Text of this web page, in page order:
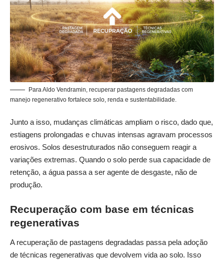
Para Aldo Vendramin, recuperar pastagens degradadas com
manejo regenerativo fortalece solo, renda e sustentabilidade.
Junto a isso, mudanças climáticas ampliam o risco, dado que,
estiagens prolongadas e chuvas intensas agravam processos
erosivos. Solos desestruturados não conseguem reagir a
variações extremas. Quando o solo perde sua capacidade de
retenção, a água passa a ser agente de desgaste, não de
produção.
Recuperação com base em técnicas
regenerativas
A recuperação de pastagens degradadas passa pela adoção
de técnicas regenerativas que devolvem vida ao solo. Isso